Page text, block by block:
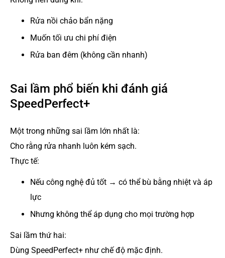
Rửa nồi chảo bẩn nặng
Muốn tối ưu chi phí điện
Rửa ban đêm (không cần nhanh)
Sai lầm phổ biến khi đánh giá
SpeedPerfect+
Một trong những sai lầm lớn nhất là:
Cho rằng rửa nhanh luôn kém sạch.
Thực tế:
Nếu công nghệ đủ tốt → có thể bù bằng nhiệt và áp
lực
Nhưng không thể áp dụng cho mọi trường hợp
Sai lầm thứ hai:
Dùng SpeedPerfect+ như chế độ mặc định.